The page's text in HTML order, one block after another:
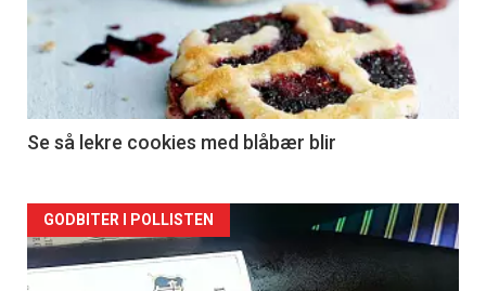
Se så lekre cookies med blåbær blir
Forsiden
akkurat
GODBITER I POLLISTEN